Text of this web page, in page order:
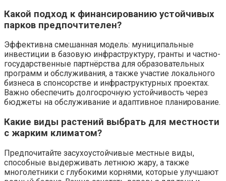
Какой подход к финансированию устойчивых
парков предпочтителен?
Эффективна смешанная модель: муниципальные
инвестиции в базовую инфраструктуру, гранты и частно-
государственные партнёрства для образовательных
программ и обслуживания, а также участие локального
бизнеса в спонсорстве и инфраструктурных проектах.
Важно обеспечить долгосрочную устойчивость через
бюджеты на обслуживание и адаптивное планирование.
Какие виды растений выбрать для местности
с жарким климатом?
Предпочитайте засухоустойчивые местные виды,
способные выдерживать летнюю жару, а также
многолетники с глубокими корнями, которые улучшают